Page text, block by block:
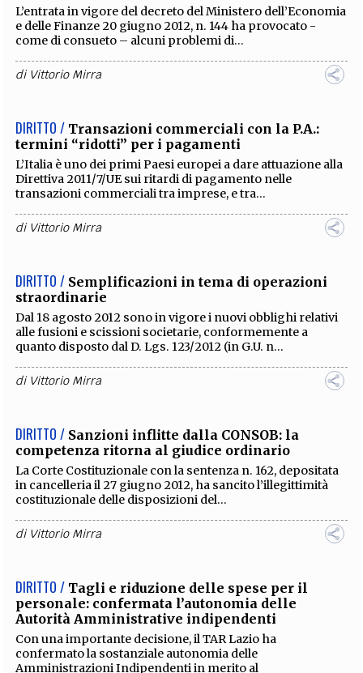
L’entrata in vigore del decreto del Ministero dell’Economia
e delle Finanze 20 giugno 2012, n. 144 ha provocato -
come di consueto – alcuni problemi di...
di Vittorio Mirra
DIRITTO / Transazioni commerciali con la P.A.:
termini “ridotti” per i pagamenti
L’Italia è uno dei primi Paesi europei a dare attuazione alla
Direttiva 2011/7/UE sui ritardi di pagamento nelle
transazioni commerciali tra imprese, e tra...
di Vittorio Mirra
DIRITTO / Semplificazioni in tema di operazioni
straordinarie
Dal 18 agosto 2012 sono in vigore i nuovi obblighi relativi
alle fusioni e scissioni societarie, conformemente a
quanto disposto dal D. Lgs. 123/2012 (in G.U. n...
di Vittorio Mirra
DIRITTO / Sanzioni inflitte dalla CONSOB: la
competenza ritorna al giudice ordinario
La Corte Costituzionale con la sentenza n. 162, depositata
in cancelleria il 27 giugno 2012, ha sancito l’illegittimità
costituzionale delle disposizioni del...
di Vittorio Mirra
DIRITTO / Tagli e riduzione delle spese per il
personale: confermata l’autonomia delle
Autorità Amministrative indipendenti
Con una importante decisione, il TAR Lazio ha
confermato la sostanziale autonomia delle
Amministrazioni Indipendenti in merito al